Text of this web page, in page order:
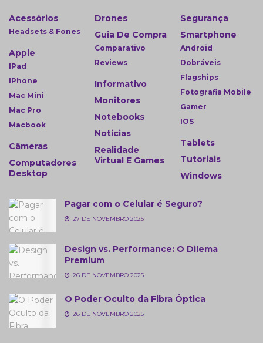
Acessórios
Headsets & Fones
Apple
IPad
IPhone
Mac Mini
Mac Pro
Macbook
Câmeras
Computadores
Desktop
Drones
Guia De Compra
Comparativo
Reviews
Informativo
Monitores
Notebooks
Noticias
Realidade
Virtual E Games
Segurança
Smartphone
Android
Dobráveis
Flagships
Fotografia Mobile
Gamer
IOS
Tablets
Tutoriais
Windows
Pagar com o Celular é Seguro?
27 DE NOVEMBRO 2025
Design vs. Performance: O Dilema
Premium
26 DE NOVEMBRO 2025
O Poder Oculto da Fibra Óptica
26 DE NOVEMBRO 2025